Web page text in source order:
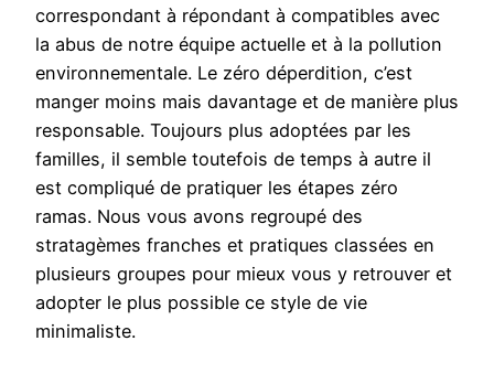
correspondant à répondant à compatibles avec
la abus de notre équipe actuelle et à la pollution
environnementale. Le zéro déperdition, c’est
manger moins mais davantage et de manière plus
responsable. Toujours plus adoptées par les
familles, il semble toutefois de temps à autre il
est compliqué de pratiquer les étapes zéro
ramas. Nous vous avons regroupé des
stratagèmes franches et pratiques classées en
plusieurs groupes pour mieux vous y retrouver et
adopter le plus possible ce style de vie
minimaliste.